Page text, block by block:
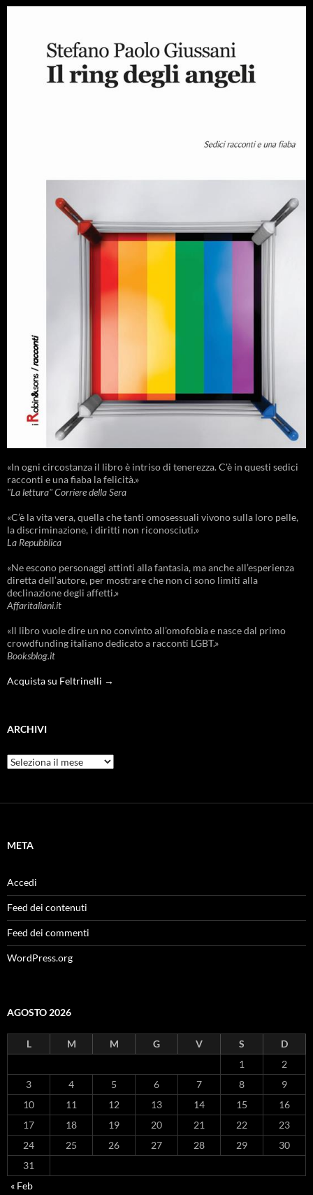
«In ogni circostanza il libro è intriso di tenerezza. C'è in questi sedici
racconti e una fiaba la felicità.»
"La lettura" Corriere della Sera
«C’è la vita vera, quella che tanti omosessuali vivono sulla loro pelle,
la discriminazione, i diritti non riconosciuti.»
La Repubblica
«Ne escono personaggi attinti alla fantasia, ma anche all’esperienza
diretta dell’autore, per mostrare che non ci sono limiti alla
declinazione degli affetti.»
Affaritaliani.it
«Il libro vuole dire un no convinto all’omofobia e nasce dal primo
crowdfunding italiano dedicato a racconti LGBT.»
Booksblog.it
Acquista su Feltrinelli →
ARCHIVI
Archivi
META
Accedi
Feed dei contenuti
Feed dei commenti
WordPress.org
AGOSTO 2026
L M M G V S
D
1
2
3
4 5 6 7 8
9
10
11 12 13 14 15
16
17
18 19 20 21 22
23
24
25 26 27 28 29
30
31
« Feb